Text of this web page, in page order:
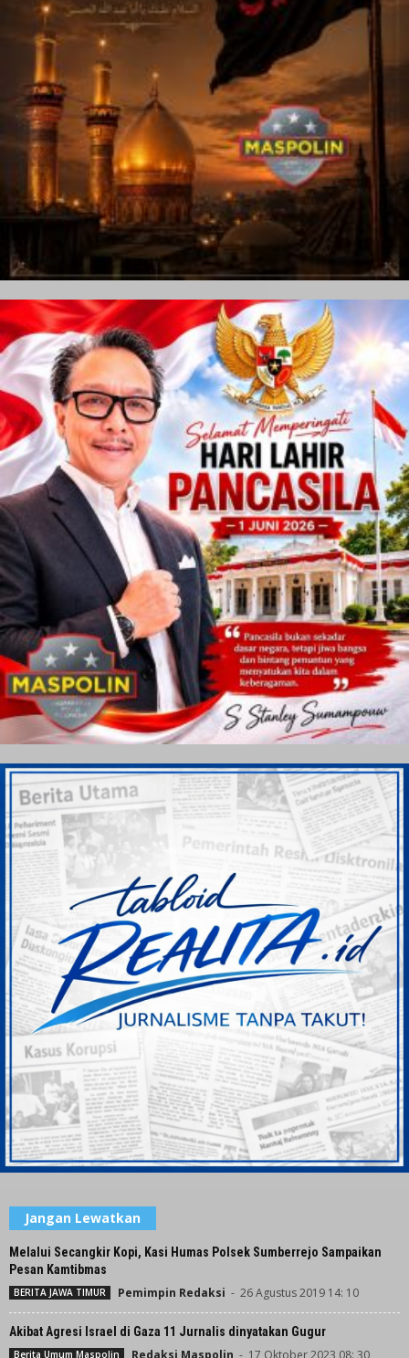
Jangan Lewatkan
Melalui Secangkir Kopi, Kasi Humas Polsek Sumberrejo Sampaikan
Pesan Kamtibmas
BERITA JAWA TIMUR Pemimpin Redaksi - 26 Agustus 2019 14: 10
Akibat Agresi Israel di Gaza 11 Jurnalis dinyatakan Gugur
Berita Umum Maspolin